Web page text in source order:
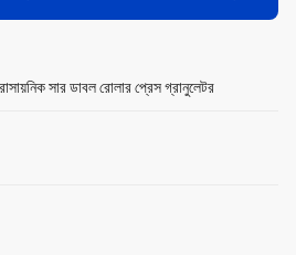
সার ডাবল রোলার প্রেস গ্রানুলেটর